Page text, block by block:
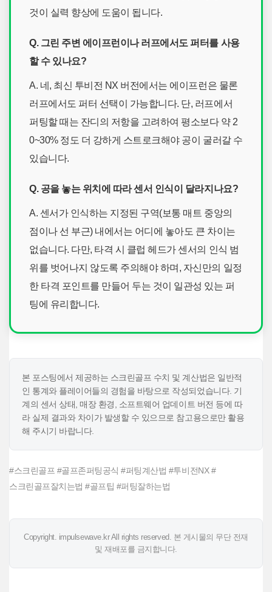
것이 실력 향상에 도움이 됩니다.
Q. 그린 주변 에이프런이나 러프에서도 퍼터를 사용
할 수 있나요?
A. 네, 최신 투비전 NX 버전에서는 에이프런은 물론
러프에서도 퍼터 선택이 가능합니다. 단, 러프에서
퍼팅할 때는 잔디의 저항을 고려하여 평소보다 약 2
0~30% 정도 더 강하게 스트로크해야 공이 굴러갈 수
있습니다.
Q. 공을 놓는 위치에 따라 센서 인식이 달라지나요?
A. 센서가 인식하는 지정된 구역(보통 매트 중앙의
점이나 선 부근) 내에서는 어디에 놓아도 큰 차이는
없습니다. 다만, 타격 시 클럽 헤드가 센서의 인식 범
위를 벗어나지 않도록 주의해야 하며, 자신만의 일정
한 타격 포인트를 만들어 두는 것이 일관성 있는 퍼
팅에 유리합니다.
본 포스팅에서 제공하는 스크린골프 수치 및 계산법은 일반적
인 통계와 플레이어들의 경험을 바탕으로 작성되었습니다. 기
계의 센서 상태, 매장 환경, 소프트웨어 업데이트 버전 등에 따
라 실제 결과와 차이가 발생할 수 있으므로 참고용으로만 활용
해 주시기 바랍니다.
#스크린골프 #골프존퍼팅공식 #퍼팅계산법 #투비전NX #
스크린골프잘치는법 #골프팁 #퍼팅잘하는법
Copyright. impulsewave.kr All rights reserved. 본 게시물의 무단 전재
및 재배포를 금지합니다.